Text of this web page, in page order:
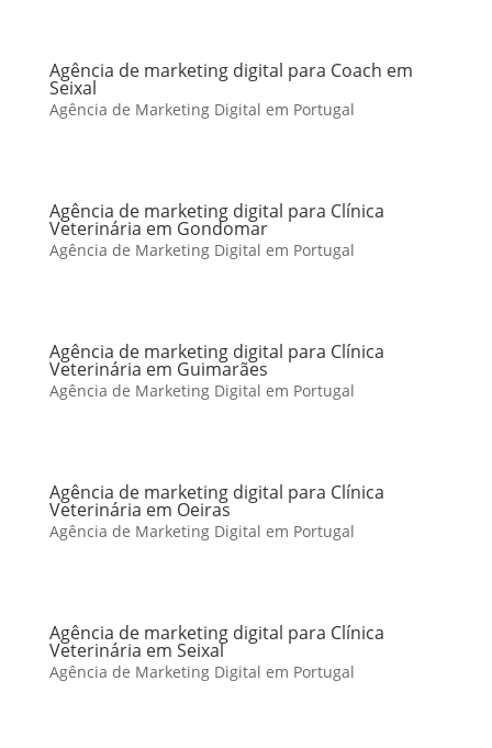
Agência de marketing digital para Coach em
Seixal
Agência de Marketing Digital em Portugal
Agência de marketing digital para Clínica
Veterinária em Gondomar
Agência de Marketing Digital em Portugal
Agência de marketing digital para Clínica
Veterinária em Guimarães
Agência de Marketing Digital em Portugal
Agência de marketing digital para Clínica
Veterinária em Oeiras
Agência de Marketing Digital em Portugal
Agência de marketing digital para Clínica
Veterinária em Seixal
Agência de Marketing Digital em Portugal